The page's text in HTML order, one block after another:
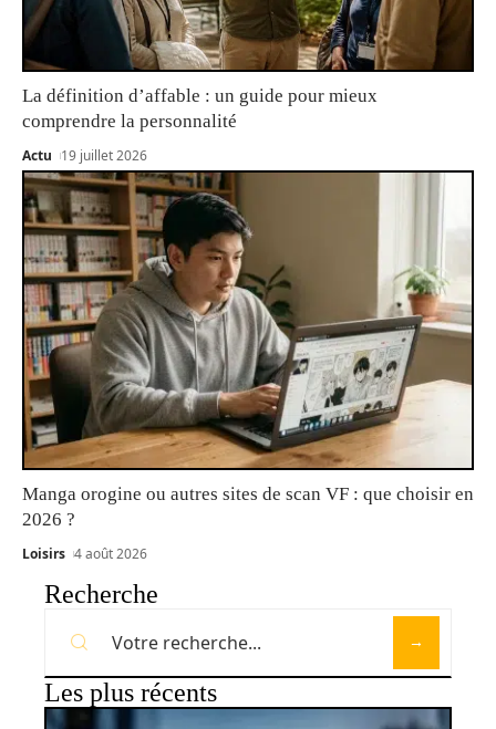
La définition d’affable : un guide pour mieux
comprendre la personnalité
Actu 19 juillet 2026
Manga orogine ou autres sites de scan VF : que choisir en
2026 ?
Loisirs 4 août 2026
Recherche
Les plus récents